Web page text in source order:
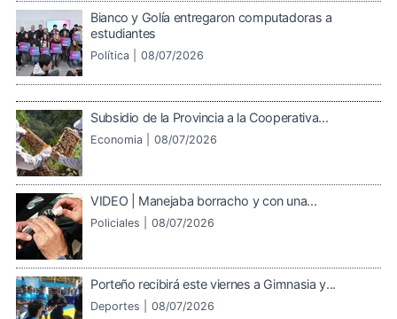
Bianco y Golía entregaron computadoras a
estudiantes
Política | 08/07/2026
Subsidio de la Provincia a la Cooperativa...
Economia | 08/07/2026
VIDEO | Manejaba borracho y con una...
Policiales | 08/07/2026
Porteño recibirá este viernes a Gimnasia y...
Deportes | 08/07/2026